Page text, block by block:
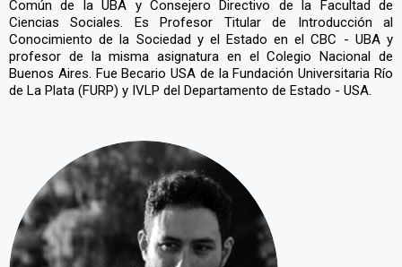
Común de la UBA y Consejero Directivo de la Facultad de
Ciencias Sociales. Es Profesor Titular de Introducción al
Conocimiento de la Sociedad y el Estado en el CBC - UBA y
profesor de la misma asignatura en el Colegio Nacional de
Buenos Aires. Fue Becario USA de la Fundación Universitaria Río
de La Plata (FURP) y IVLP del Departamento de Estado - USA.